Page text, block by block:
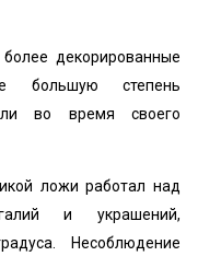
декорированные
большую степень
во время своего
ложи работал над
и украшений,
Несоблюдение